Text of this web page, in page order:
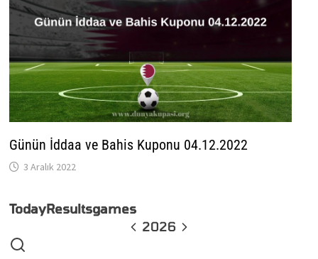
Günün İddaa ve Bahis Kuponu 04.12.2022
3 Aralık 2022
TodayResultsgames
2026